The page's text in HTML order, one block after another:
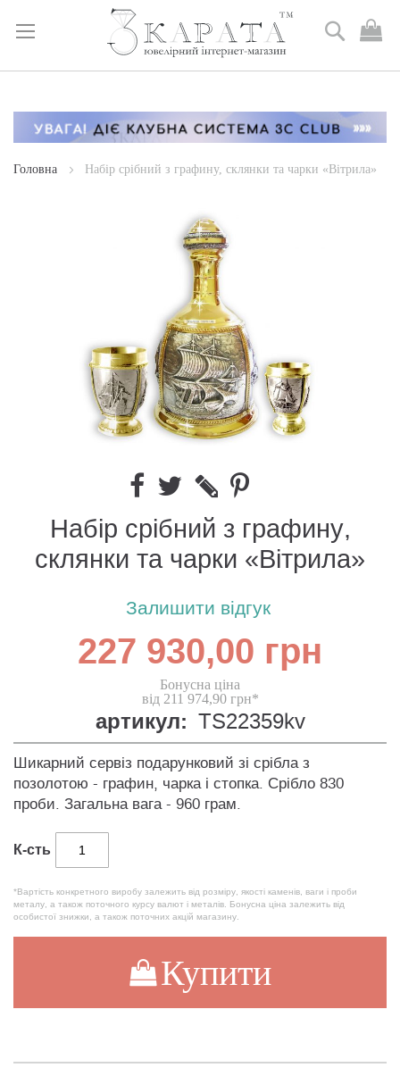
Skip
Content
Пошук
Головна Набір срібний з графину, склянки та чарки «Вітрила»
Набір срібний з графину,
склянки та чарки «Вітрила»
Залишити відгук
227 930,00 грн
Бонусна ціна
від 211 974,90 грн*
артикул: TS22359kv
Шикарний сервіз подарунковий зі срібла з
позолотою - графин, чарка і стопка. Срібло 830
проби. Загальна вага - 960 грам.
К-сть
*Вартість конкретного виробу залежить від розміру, якості каменів, ваги і проби
металу, а також поточного курсу валют і металів. Бонусна ціна залежить від
особистої знижки, а також поточних акцій магазину.
Купити